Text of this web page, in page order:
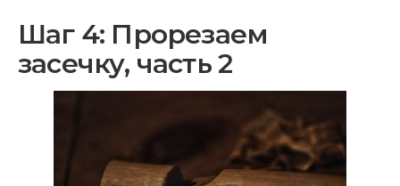
Шаг 4: Прорезаем
засечку, часть 2